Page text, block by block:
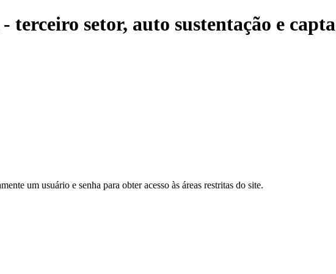
setor, auto sustentação e
um usuário e senha para obter acesso às áreas restritas do site.